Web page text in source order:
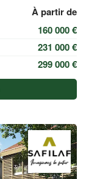
À partir de
160 000 €
231 000 €
299 000 €